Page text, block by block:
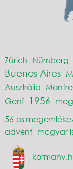
Zürich Nürnberg
Buenos Aires
Ausztrália
Genf
1956
56-os
advent magyar